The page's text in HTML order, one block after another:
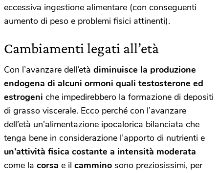
eccessiva ingestione alimentare (con conseguenti
aumento di peso e problemi fisici attinenti).
Cambiamenti legati all’età
Con l’avanzare dell’età diminuisce la produzione
endogena di alcuni ormoni quali testosterone ed
estrogeni che impedirebbero la formazione di depositi
di grasso viscerale. Ecco perché con l’avanzare
dell’età un’alimentazione ipocalorica bilanciata che
tenga bene in considerazione l’apporto di nutrienti e
un’attività fisica costante a intensità moderata
come la corsa e il cammino sono preziosissimi, per